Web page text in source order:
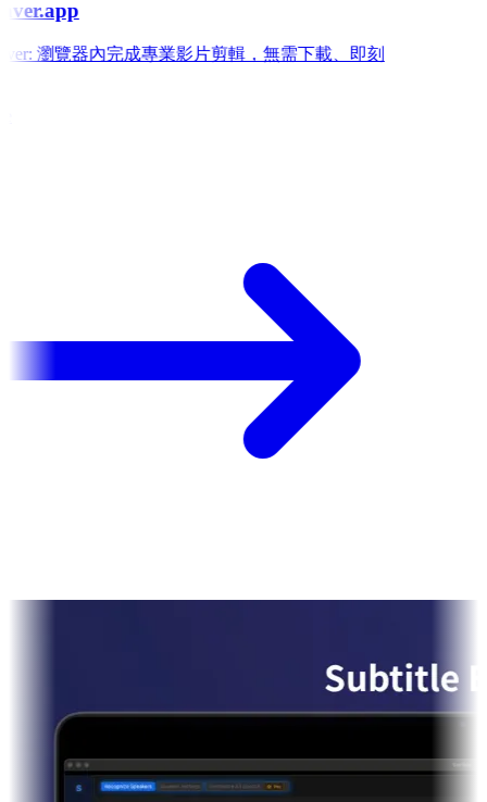
瀏覽器內完成專業影片剪輯，無需下載、即刻